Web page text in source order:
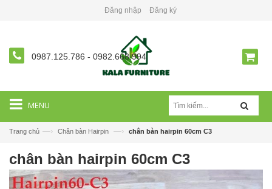
Đăng nhập Đăng ký
0987.125.786 - 0982.668.994
MENU
Trang chủ —› Chân bàn Hairpin —› chân bàn hairpin 60cm C3
chân bàn hairpin 60cm C3